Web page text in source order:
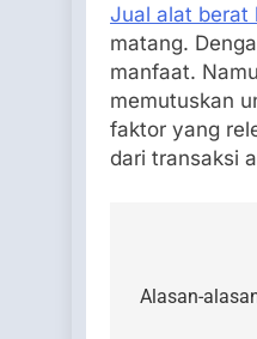
Jual alat berat
matang.
manfaat.
memutuskan
faktor yang
dari transaksi
Alasan-